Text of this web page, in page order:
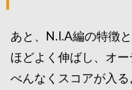
あと、N.I.A編の特徴
ほどよく伸ばし、オ
べんなくスコアが入